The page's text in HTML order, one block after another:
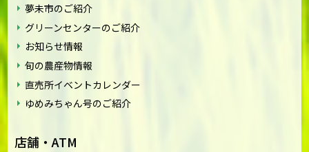
夢未市のご紹介
グリーンセンターのご紹介
お知らせ情報
旬の農産物情報
直売所イベントカレンダー
ゆめみちゃん号のご紹介
店舗・ATM